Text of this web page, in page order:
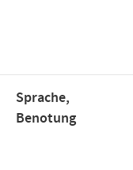
Sprache,
Benotung